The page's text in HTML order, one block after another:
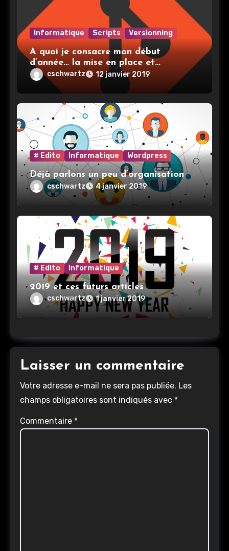
Informatique Scripts Versionning
A quoi je consacre mon début
d’année… la mise en place et
l’utilisation de git
cschwartz 12 janvier 2019
# Edito Informatique Wordpress
Déjà parlons un peu d’organisation
cschwartz 4 janvier 2019
# Edito Informatique
2019 et ces futurs articles
cschwartz 1 janvier 2019
Laisser un commentaire
Votre adresse e-mail ne sera pas publiée. Les
champs obligatoires sont indiqués avec *
Commentaire *